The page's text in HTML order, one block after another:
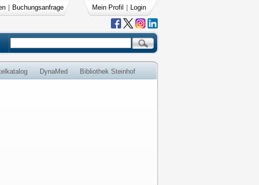
Buchungsanfrage Mein Profil Login
DynaMed Bibliothek Steinhof